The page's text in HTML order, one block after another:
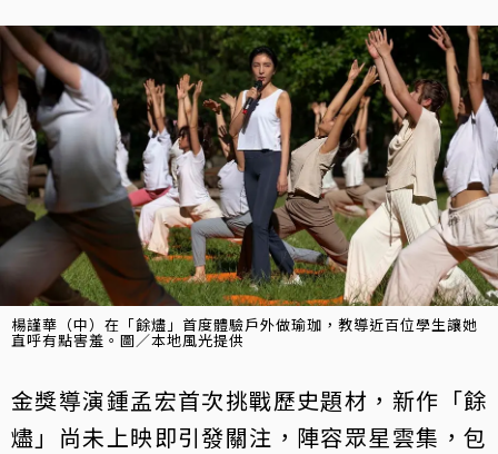
楊謹華（中）在「餘燼」首度體驗戶外做瑜珈，教導近百位學生讓她
直呼有點害羞。圖／本地風光提供
金獎導演鍾孟宏首次挑戰歷史題材，新作「餘
燼」尚未上映即引發關注，陣容眾星雲集，包